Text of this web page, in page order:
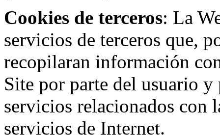
Cookies de terceros: La
servicios de terceros que,
recopilaran información
Site por parte del usuario
servicios relacionados con
servicios de Internet.